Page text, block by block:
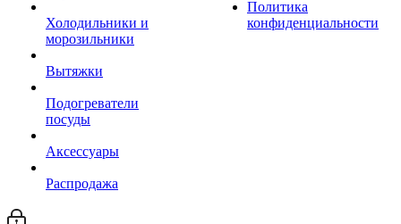
Холодильники и
морозильники
Вытяжки
Подогреватели
посуды
Аксессуары
Распродажа
Политика
конфиденциальности